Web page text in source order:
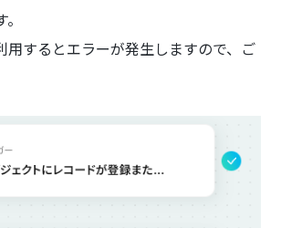
用するとエラーが発生しますので、ご